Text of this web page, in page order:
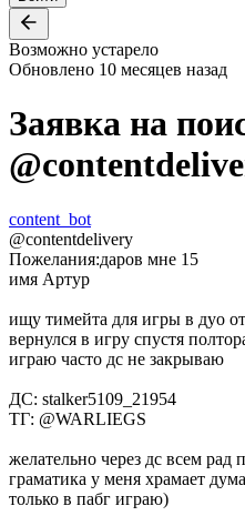
Возможно устарело
Обновлено 10 месяцев назад
Заявка на
@
content_bot
@contentdelivery
Пожелания:даров мне 15
имя Артур
ищу тимейта для игры в дуо
вернулся в игру спустя
играю часто дс не закрываю
ДС: stalker5109_21954
ТГ: @WARLIEGS
желательно через дс всем рад
граматика у меня храмает
только в пабг играю)